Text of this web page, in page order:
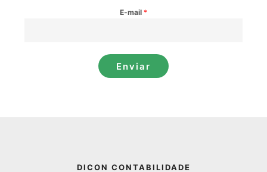
E-mail *
Enviar
DICON CONTABILIDADE